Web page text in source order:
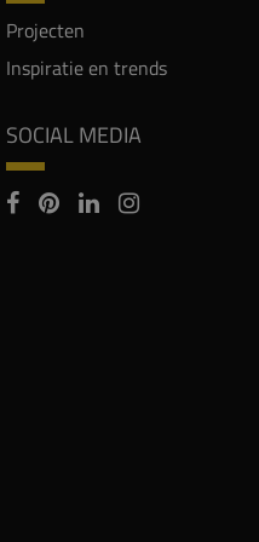
Projecten
Inspiratie en trends
SOCIAL MEDIA